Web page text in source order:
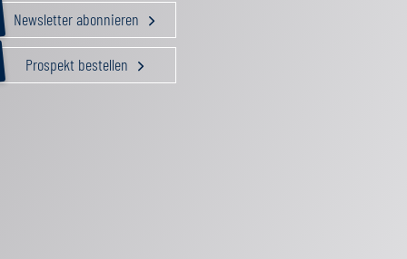
Newsletter abonnieren
Prospekt bestellen